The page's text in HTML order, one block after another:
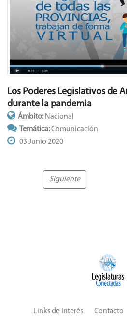
Los Poderes Legislativos de
durante la pandemia
Ámbito:Nacional
Temática:Comunicación
03 Junio 2020
Siguiente
Links de Interés Contacto